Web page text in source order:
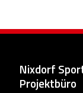
Nixdorf
Projektbüro